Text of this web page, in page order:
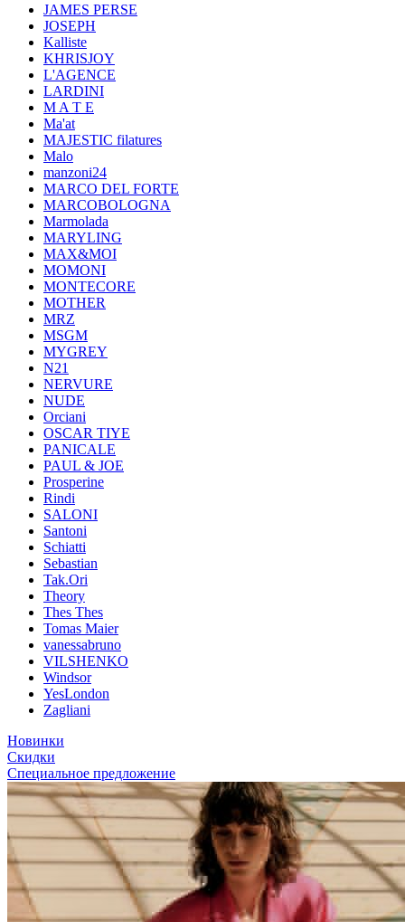
JAMES PERSE
JOSEPH
Kalliste
KHRISJOY
L'AGENCE
LARDINI
M A T E
Ma'at
MAJESTIC filatures
Malo
manzoni24
MARCO DEL FORTE
MARCOBOLOGNA
Marmolada
MARYLING
MAX&MOI
MOMONI
MONTECORE
MOTHER
MRZ
MSGM
MYGREY
N21
NERVURE
NUDE
Orciani
OSCAR TIYE
PANICALE
PAUL & JOE
Prosperine
Rindi
SALONI
Santoni
Schiatti
Sebastian
Tak.Ori
Theory
Thes Thes
Tomas Maier
vanessabruno
VILSHENKO
Windsor
YesLondon
Zagliani
Новинки
Скидки
Специальное предложение